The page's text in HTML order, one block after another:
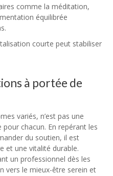
comme la méditation,
équilibrée
courte peut stabiliser
à portée de
variés, n’est pas une
chacun. En repérant les
du soutien, il est
et une vitalité durable.
un professionnel dès les
vers le mieux-être serein et